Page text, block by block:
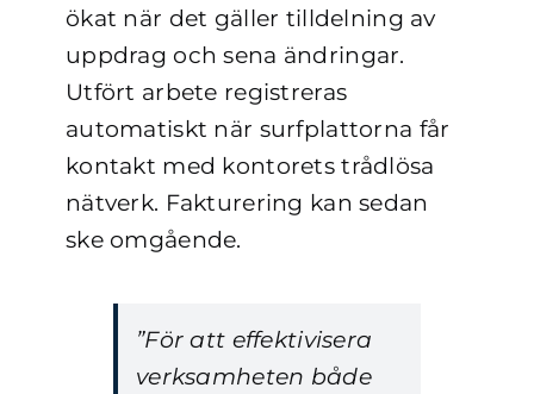
ökat när det gäller tilldelning av
uppdrag och sena ändringar.
Utfört arbete registreras
automatiskt när surfplattorna får
kontakt med kontorets trådlösa
nätverk. Fakturering kan sedan
ske omgående.
”För att effektivisera
verksamheten både